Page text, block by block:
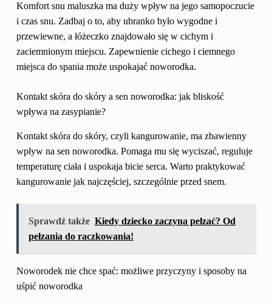
Komfort snu maluszka ma duży wpływ na jego samopoczucie
i czas snu. Zadbaj o to, aby ubranko było wygodne i
przewiewne, a łóżeczko znajdowało się w cichym i
zaciemnionym miejscu. Zapewnienie cichego i ciemnego
miejsca do spania może uspokajać noworodka.
Kontakt skóra do skóry a sen noworodka: jak bliskość
wpływa na zasypianie?
Kontakt skóra do skóry, czyli kangurowanie, ma zbawienny
wpływ na sen noworodka. Pomaga mu się wyciszać, reguluje
temperaturę ciała i uspokaja bicie serca. Warto praktykować
kangurowanie jak najczęściej, szczególnie przed snem.
Sprawdź także Kiedy dziecko zaczyna pełzać? Od
pełzania do raczkowania!
Noworodek nie chce spać: możliwe przyczyny i sposoby na
uśpić noworodka